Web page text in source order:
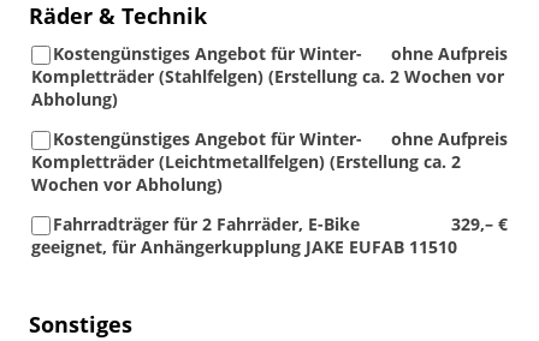
Räder & Technik
ohne Aufpreis
Kostengünstiges Angebot für Winter-
Kompletträder (Stahlfelgen) (Erstellung ca. 2 Wochen vor
Abholung)
ohne Aufpreis
Kostengünstiges Angebot für Winter-
Kompletträder (Leichtmetallfelgen) (Erstellung ca. 2
Wochen vor Abholung)
329,– €
Fahrradträger für 2 Fahrräder, E-Bike
geeignet, für Anhängerkupplung JAKE EUFAB 11510
Sonstiges